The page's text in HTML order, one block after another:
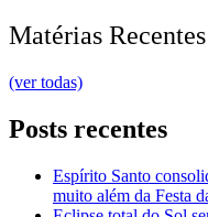
Matérias Recentes
(ver todas)
Posts recentes
Espírito Santo
muito além da Festa